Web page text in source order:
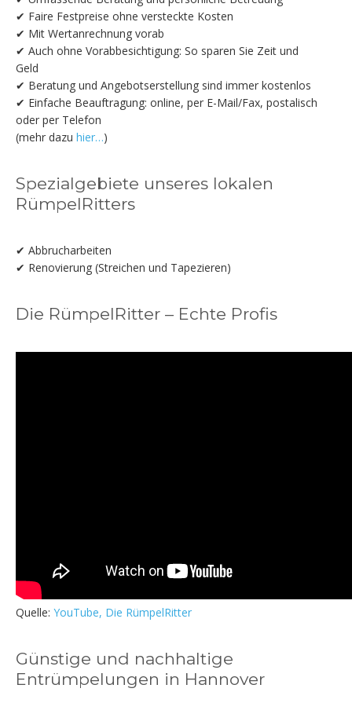
✔ Faire Festpreise ohne versteckte Kosten
✔ Mit Wertanrechnung vorab
✔ Auch ohne Vorabbesichtigung: So sparen Sie Zeit und
Geld
✔ Beratung und Angebotserstellung sind immer kostenlos
✔ Einfache Beauftragung: online, per E-Mail/Fax, postalisch
oder per Telefon
(mehr dazu hier…)
Spezialgebiete unseres lokalen
RümpelRitters
✔ Abbrucharbeiten
✔ Renovierung (Streichen und Tapezieren)
Die RümpelRitter – Echte Profis
Quelle: YouTube, Die RümpelRitter
Günstige und nachhaltige
Entrümpelungen in Hannover